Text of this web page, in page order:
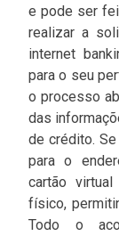
e pode ser
realizar a
internet
para o seu
o processo
das
de crédito.
para o
cartão
físico,
Todo o